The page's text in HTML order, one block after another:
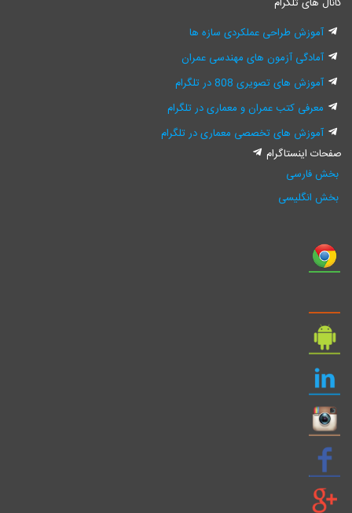
کانال های تلگرام
آموزش طراحی عملکردی سازه ها
آمادگی آزمون های مهندسی عمران
آموزش های تصویری 808 در تلگرام
معرفی کتب عمران و معماری در تلگرام
آموزش های تخصصی معماری در تلگرام
صفحات اینستاگرام
بخش فارسی
بخش انگلیسی